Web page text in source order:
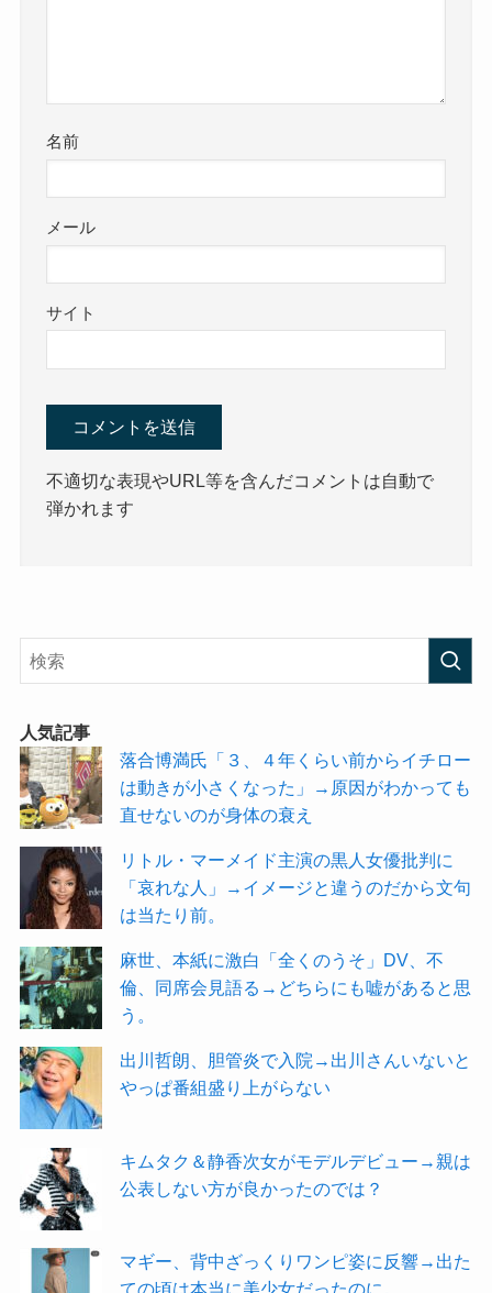
名前
メール
サイト
不適切な表現やURL等を含んだコメントは自動で
弾かれます
人気記事
落合博満氏「３、４年くらい前からイチロー
は動きが小さくなった」→原因がわかっても
直せないのが身体の衰え
リトル・マーメイド主演の黒人女優批判に
「哀れな人」→イメージと違うのだから文句
は当たり前。
麻世、本紙に激白「全くのうそ」DV、不
倫、同席会見語る→どちらにも嘘があると思
う。
出川哲朗、胆管炎で入院→出川さんいないと
やっぱ番組盛り上がらない
キムタク＆静香次女がモデルデビュー→親は
公表しない方が良かったのでは？
マギー、背中ざっくりワンピ姿に反響→出た
ての頃は本当に美少女だったのに。